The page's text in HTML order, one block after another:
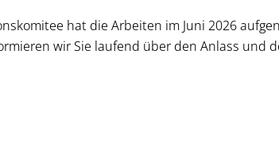
hat die Arbeiten im Juni 2026
wir Sie laufend über den Anlass und